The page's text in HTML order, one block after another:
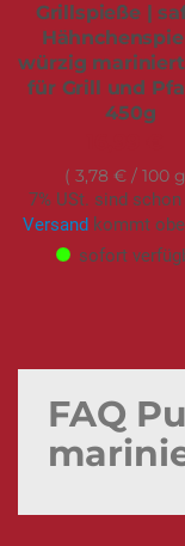
Grillspieße |
würzig
für Grill und
450g
3,78 € / 100 g
7% USt. sind
Versandkommt
sofort
FAQ